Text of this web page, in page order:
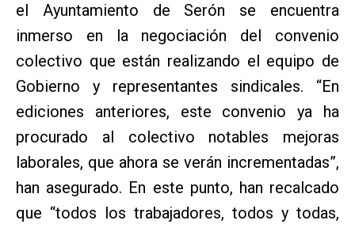
el Ayuntamiento de Serón se encuentra
inmerso en la negociación del convenio
colectivo que están realizando el equipo de
Gobierno y representantes sindicales. “En
ediciones anteriores, este convenio ya ha
procurado al colectivo notables mejoras
laborales, que ahora se verán incrementadas”,
han asegurado. En este punto, han recalcado
que “todos los trabajadores, todos y todas,